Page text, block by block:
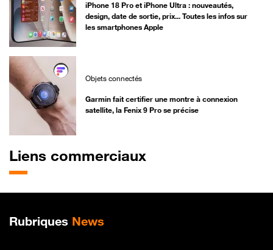
iPhone 18 Pro et iPhone Ultra : nouveautés,
design, date de sortie, prix... Toutes les infos sur
les smartphones Apple
Objets connectés
Garmin fait certifier une montre à connexion
satellite, la Fenix 9 Pro se précise
Liens commerciaux
Plan de site
Rubriques News